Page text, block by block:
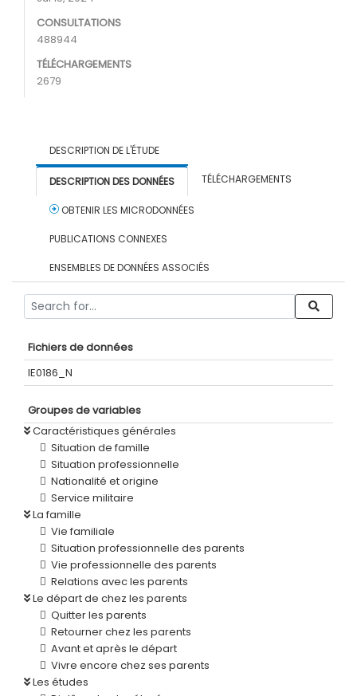
CONSULTATIONS
488944
TÉLÉCHARGEMENTS
2679
DESCRIPTION DE L'ÉTUDE
DESCRIPTION DES DONNÉES TÉLÉCHARGEMENTS
OBTENIR LES MICRODONNÉES
PUBLICATIONS CONNEXES
ENSEMBLES DE DONNÉES ASSOCIÉS
Fichiers de données
IE0186_N
Groupes de variables
Caractéristiques générales
Situation de famille
Situation professionnelle
Nationalité et origine
Service militaire
La famille
Vie familiale
Situation professionnelle des parents
Vie professionnelle des parents
Relations avec les parents
Le départ de chez les parents
Quitter les parents
Retourner chez les parents
Avant et après le départ
Vivre encore chez ses parents
Les études